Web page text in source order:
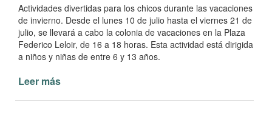
Actividades divertidas para los chicos durante las vacaciones
de invierno. Desde el lunes 10 de julio hasta el viernes 21 de
julio, se llevará a cabo la colonia de vacaciones en la Plaza
Federico Leloir, de 16 a 18 horas. Esta actividad está dirigida
a niños y niñas de entre 6 y 13 años.
Leer más